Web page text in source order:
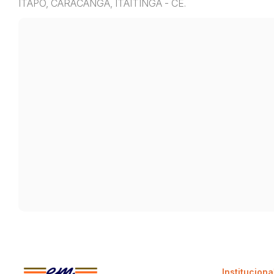
ITAPO, CARACANGA, ITAITINGA - CE.